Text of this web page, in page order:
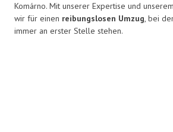
Komárno. Mit unserer Expertise und
wir für einen reibungslosen Umzug, bei
immer an erster Stelle stehen.